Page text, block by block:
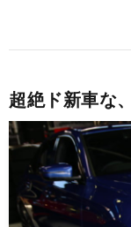
超絶ド新車な